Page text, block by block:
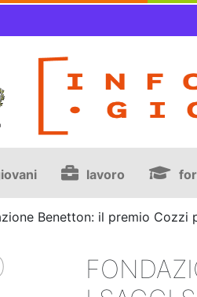
lavoro
Benetton: il premio